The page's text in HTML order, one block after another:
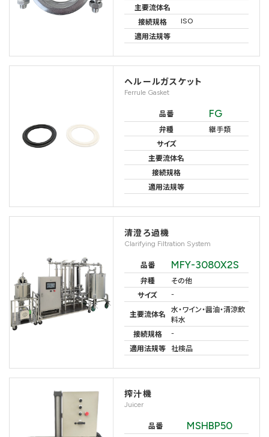
主要流体名
接続規格
ISO
適用法規等
ヘルールガスケット
Ferrule Gasket
品番 FG
弁種
継手類
サイズ
主要流体名
接続規格
適用法規等
清澄ろ過機
Clarifying Filtration System
品番 MFY-3080X2S
弁種
その他
サイズ
-
主要流体名
水・ワイン・醤油・清涼飲
料水
接続規格
-
適用法規等
社検品
搾汁機
Juicer
品番 MSHBP50